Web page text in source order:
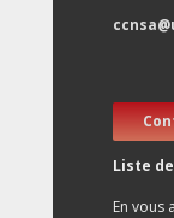
Liste
En vous